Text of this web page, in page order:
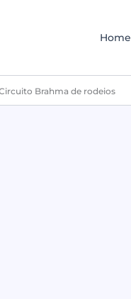
Home
Brahma de rodeios